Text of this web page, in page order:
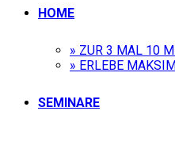
HOME
» ZUR 3 MAL 10
» ERLEBE
SEMINARE